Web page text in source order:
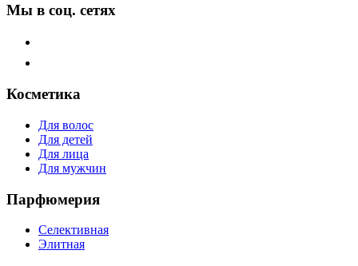
Мы в соц. сетях
Косметика
Для волос
Для детей
Для лица
Для мужчин
Парфюмерия
Селективная
Элитная